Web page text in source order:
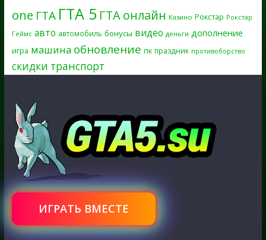
one ГТА ГТА 5 ГТА онлайн Казино Рокстар Рокстар
Геймс авто автомобиль бонусы видео деньги дополнение
игра машина обновление пк праздник противоборство
скидки транспорт
ИГРАТЬ ВМЕСТЕ